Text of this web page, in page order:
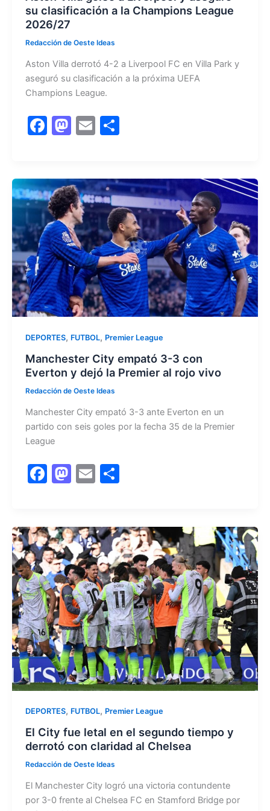
su clasificación a la Champions League
2026/27
Redacción de Oeste Ideas
Aston Villa derrotó 4-2 a Liverpool FC en Villa Park y
aseguró su clasificación a la próxima UEFA
Champions League.
F
e
b
o
o
k
M
o
d
o
n
E
l
C
p
ar
tir
DEPORTES, FUTBOL, Premier League
Manchester City empató 3-3 con
Everton y dejó la Premier al rojo vivo
Redacción de Oeste Ideas
Manchester City empató 3-3 ante Everton en un
partido con seis goles por la fecha 35 de la Premier
League
F
e
b
o
o
k
M
o
d
o
n
E
l
C
p
ar
tir
DEPORTES, FUTBOL, Premier League
El City fue letal en el segundo tiempo y
derrotó con claridad al Chelsea
Redacción de Oeste Ideas
El Manchester City logró una victoria contundente
por 3-0 frente al Chelsea FC en Stamford Bridge por